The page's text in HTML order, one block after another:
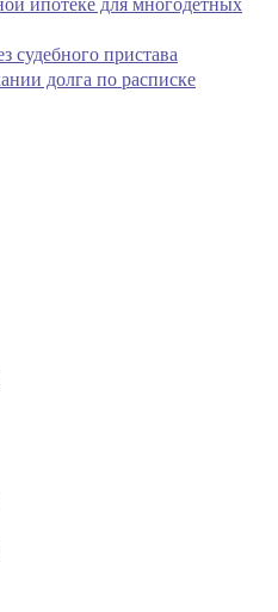
судебного пристава
долга по расписке